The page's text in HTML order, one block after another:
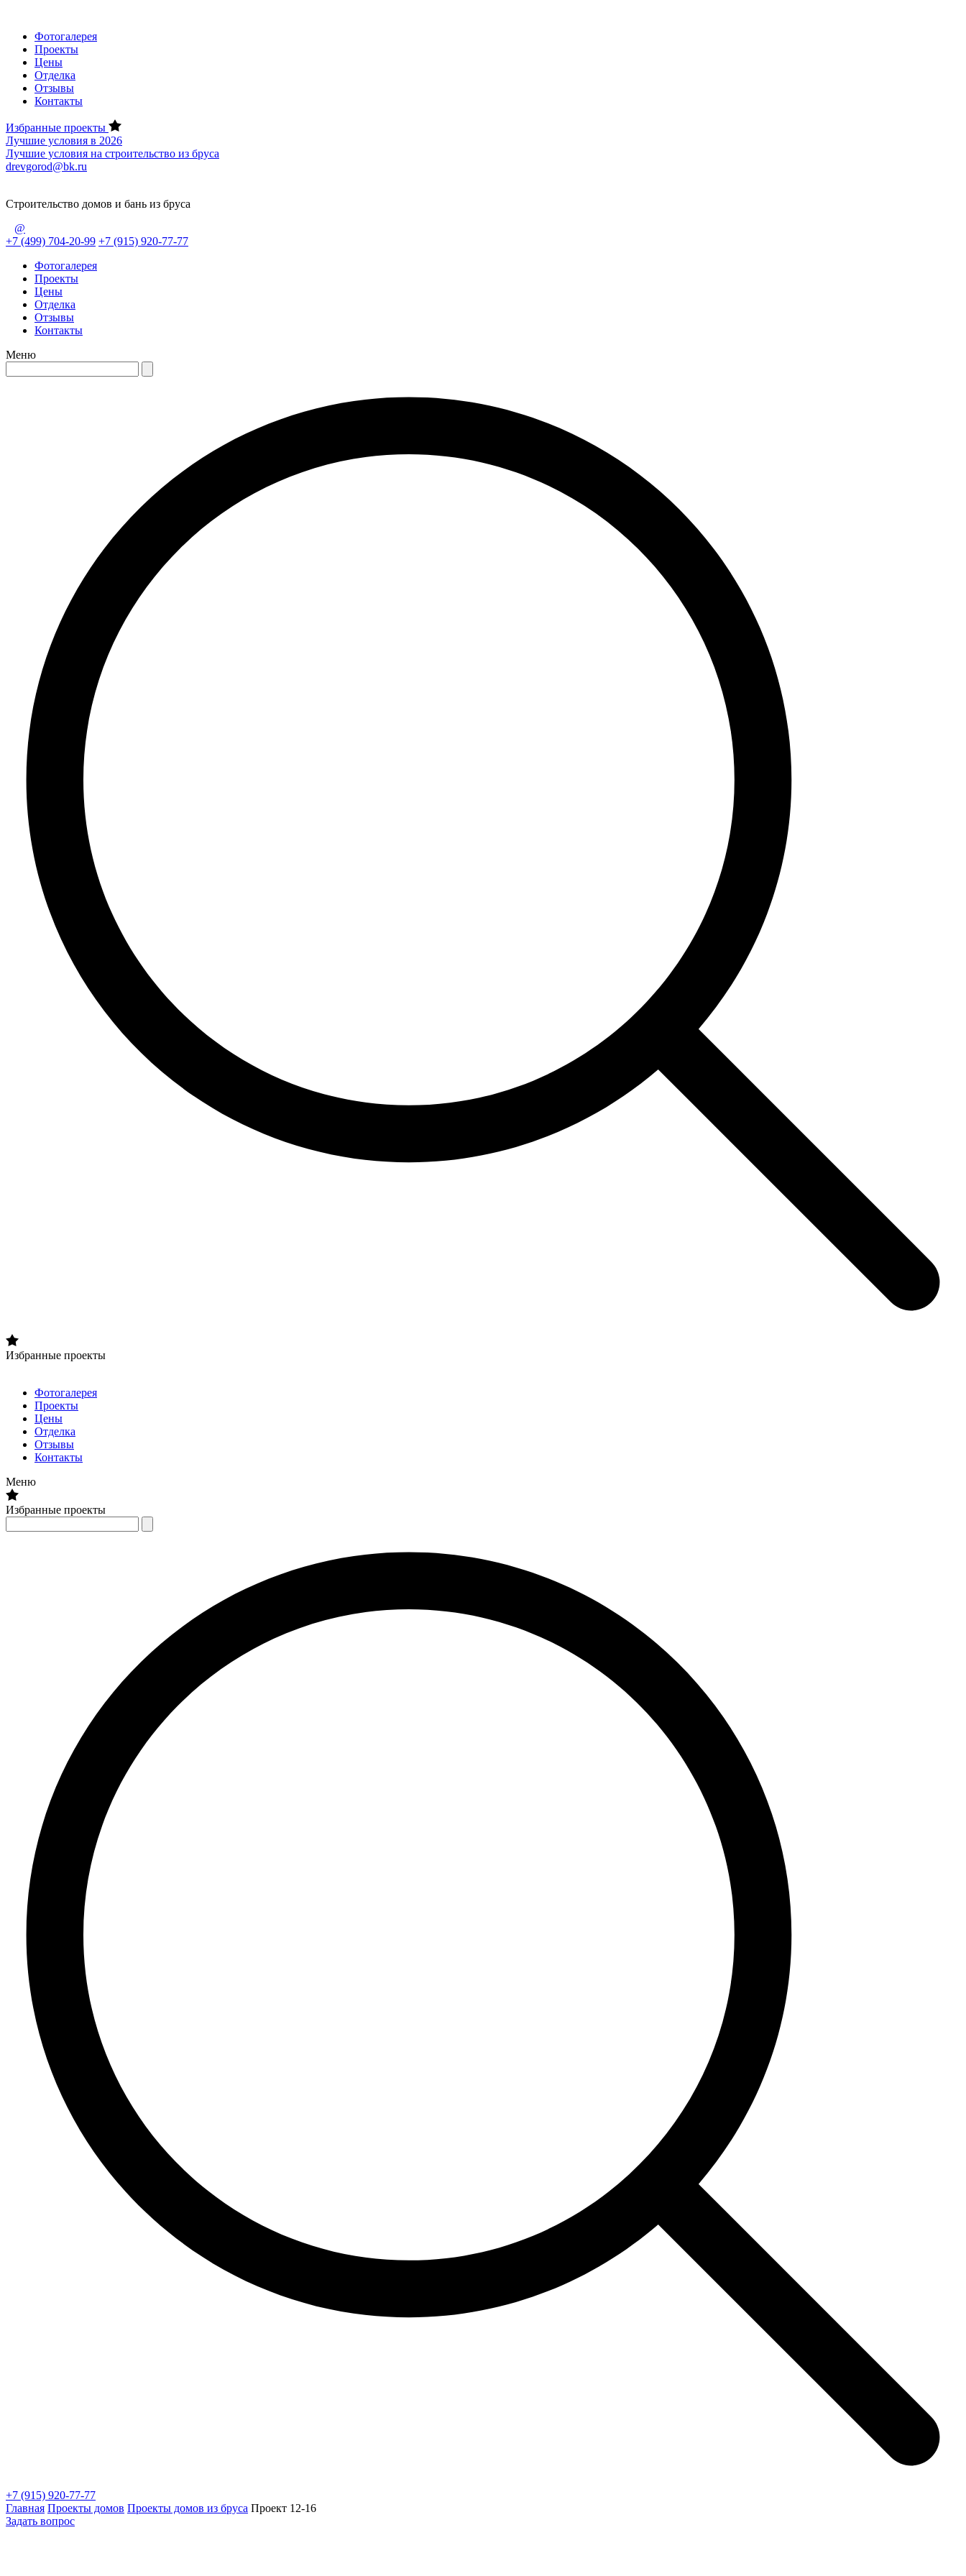
Фотогалерея
Проекты
Цены
Отделка
Отзывы
Контакты
Избранные проекты
Лучшие условия в 2026
Лучшие условия на строительство из бруса
drevgorod@bk.ru
Строительство домов и бань из бруса
@
+7 (499) 704-20-99 +7 (915) 920-77-77
Фотогалерея
Проекты
Цены
Отделка
Отзывы
Контакты
Меню
Избранные проекты
Фотогалерея
Проекты
Цены
Отделка
Отзывы
Контакты
Меню
Избранные проекты
+7 (915) 920-77-77
Главная Проекты домов Проекты домов из бруса Проект 12-16
Задать вопрос